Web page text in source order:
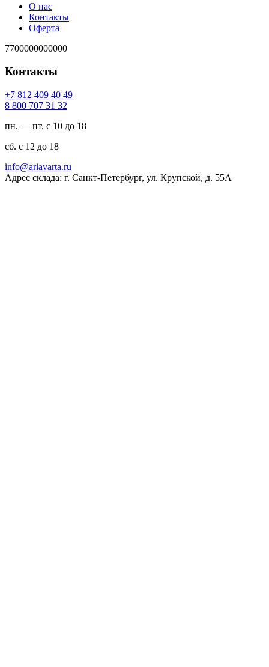
О нас
Контакты
Оферта
7700000000000
Контакты
94 04 904 218 7+
23 13 707 008 8
пн. — пт. с 10 до 18
сб. с 12 до 18
ur.atravaira@ofni
Адрес склада: г. Санкт-Петербург, ул. Крупской, д. 55А